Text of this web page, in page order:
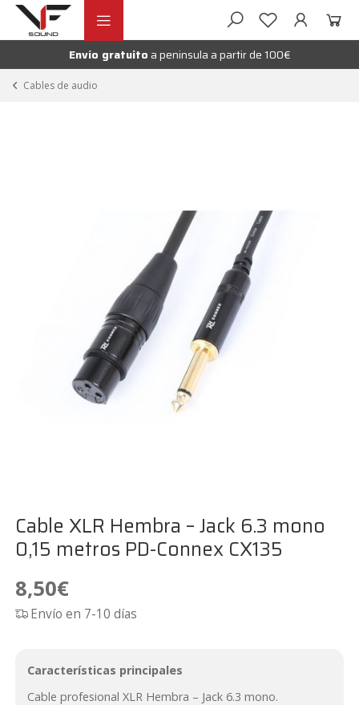
Ir
navegación
Ir
contenidoEnvío gratuito a peninsula a partir de 100€
Cables de audio
Cable XLR Hembra – Jack 6.3 mono
0,15 metros PD-Connex CX135
8,50€
Envío en 7-10 días
Características principales
Cable profesional XLR Hembra – Jack 6.3 mono.